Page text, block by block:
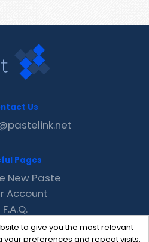
to give you the most relevant
preferences and repeat visits.
Us
Pages
New Paste
Account
F.A.Q.